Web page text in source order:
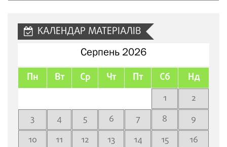
КАЛЕНДАР МАТЕРІАЛІВ
Серпень 2026
Пн Вт Ср Чт Пт Сб Нд
1
2
3
4 5 6 7 8
9
10
11 12 13 14 15
16